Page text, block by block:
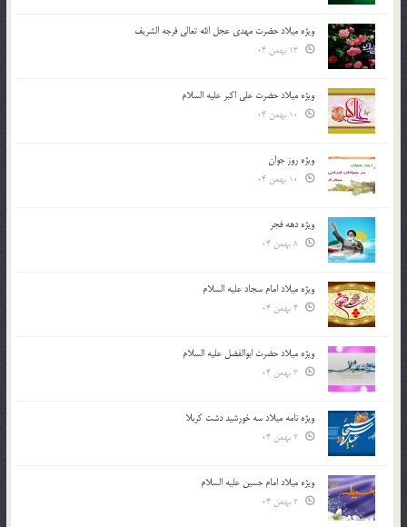
ویژه میلاد حضرت مهدی عجل الله تعالی فرجه الشريف
ویژه میلاد حضرت علی اکبر علیه السلام
ویژه روز جوان
ویژه دهه فجر
ویژه میلاد امام سجاد علیه السلام
ویژه میلاد حضرت ابوالفضل علیه السلام
ویژه نامه میلاد سه خورشید دشت کربلا
ویژه میلاد امام حسین علیه السلام